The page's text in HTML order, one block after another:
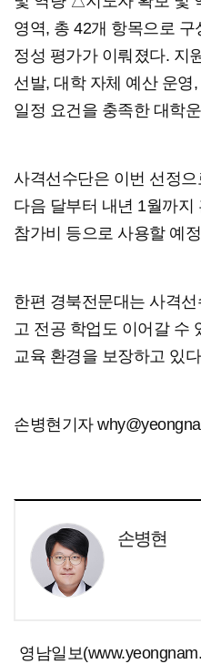
영역, 총 42개 항목으로 구
정성 평가가 이뤄졌다. 지
선발, 대학 자체 예산 운영
일정 요건을 충족한 대학
사격선수단은 이번 선정
다음 달부터 내년 1월까지
참가비 등으로 사용할 예
한편 경북전문대는 사격
고 전공 학업도 이어갈 수
교육 환경을 보장하고 있
손병현기자
손병현
영남일보